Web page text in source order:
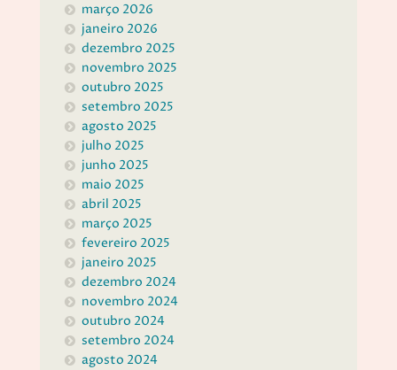
março 2026
janeiro 2026
dezembro 2025
novembro 2025
outubro 2025
setembro 2025
agosto 2025
julho 2025
junho 2025
maio 2025
abril 2025
março 2025
fevereiro 2025
janeiro 2025
dezembro 2024
novembro 2024
outubro 2024
setembro 2024
agosto 2024